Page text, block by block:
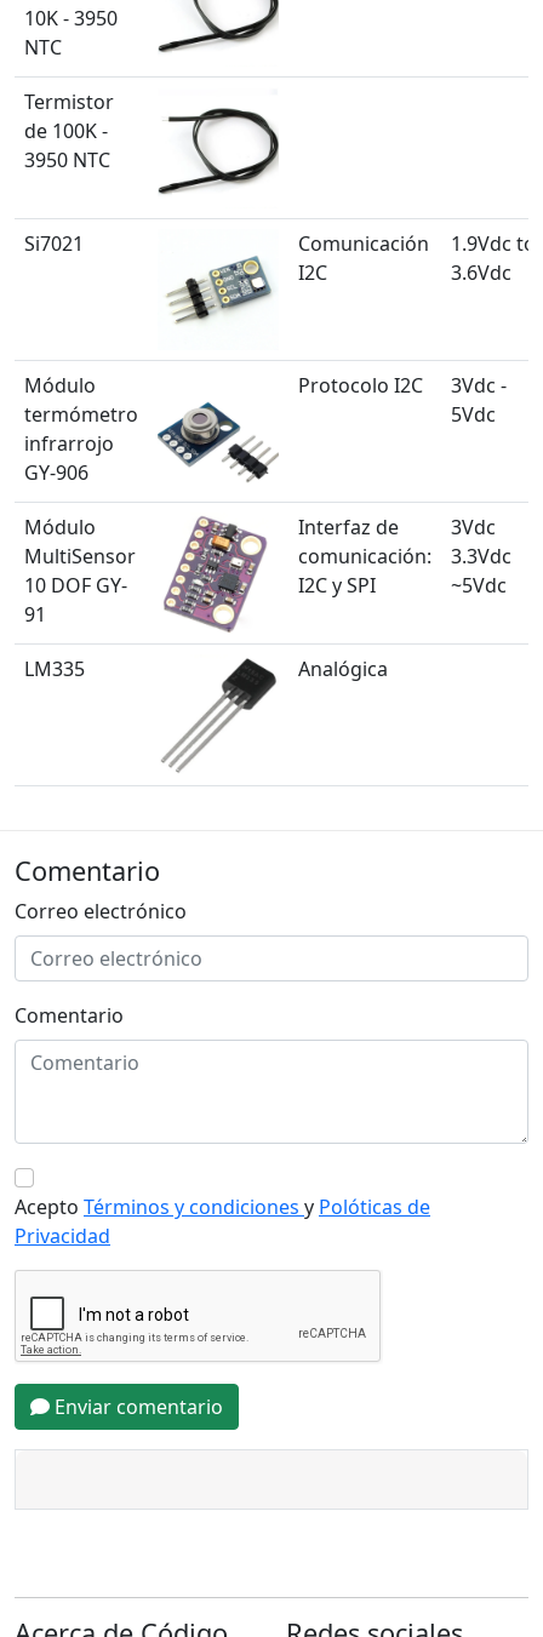
10K - 3950
NTC
Termistor
de 100K -
3950 NTC
Si7021
Comunicación
I2C
1.9Vdc to
3.6Vdc
Módulo
termómetro
infrarrojo
GY-906
Protocolo I2C
3Vdc -
5Vdc
Módulo
MultiSensor
10 DOF GY-
91
Interfaz de
comunicación:
I2C y SPI
3Vdc
3.3Vdc
~5Vdc
LM335 Analógica
Comentario
Correo electrónico
Comentario
Acepto Términos y condiciones y Polóticas de
Privacidad
Enviar comentario